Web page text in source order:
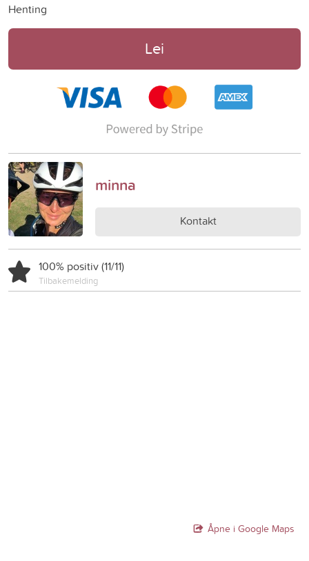
Henting
Lei
minna
Kontakt
100% positiv (11/11)
Tilbakemelding
Åpne i Google Maps